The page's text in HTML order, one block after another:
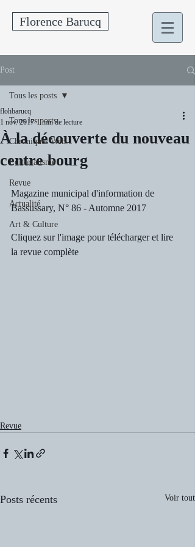
Florence Barucq
Post
Tous les posts
Chroniques Web
Editorialisme
Revue
Actualité
Art & Culture
Tous les posts
À la découverte du nouveau
centre bourg
flohbarucq
1 nov. 2017 1 min de lecture
Magazine municipal d'information de
Bassussary, N° 86 - Automne 2017
Cliquez sur l'image pour télécharger et lire
la revue complète
Revue
Posts récents Voir tout